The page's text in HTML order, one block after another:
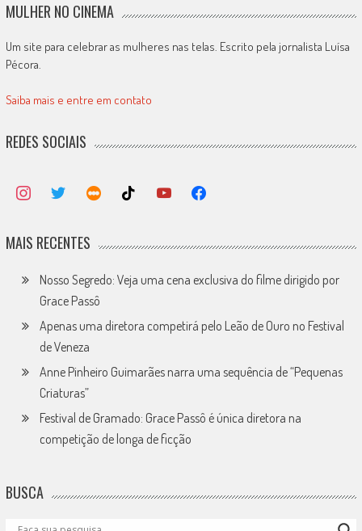
MULHER NO CINEMA
Um site para celebrar as mulheres nas telas. Escrito pela jornalista Luísa
Pécora.
Saiba mais e entre em contato
REDES SOCIAIS
MAIS RECENTES
Nosso Segredo: Veja uma cena exclusiva do filme dirigido por
Grace Passô
Apenas uma diretora competirá pelo Leão de Ouro no Festival
de Veneza
Anne Pinheiro Guimarães narra uma sequência de “Pequenas
Criaturas”
Festival de Gramado: Grace Passô é única diretora na
competição de longa de ficção
BUSCA